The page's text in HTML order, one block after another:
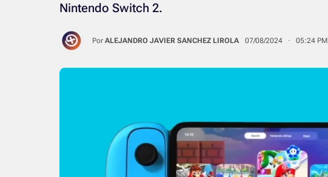
Nintendo Switch 2.
Por ALEJANDRO JAVIER SANCHEZ LIROLA 07/08/2024 · 05:24 PM